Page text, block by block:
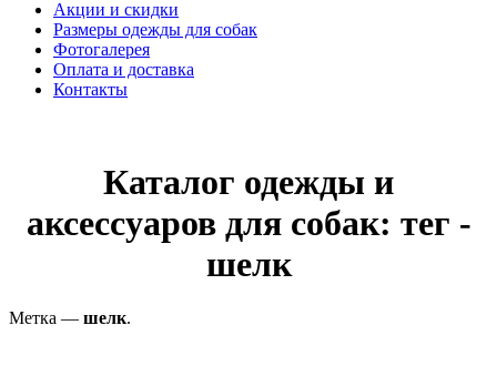
Акции и скидки
Размеры одежды для собак
Фотогалерея
Оплата и доставка
Контакты
Каталог одежды и
аксессуаров для собак: тег -
шелк
Метка — шелк.